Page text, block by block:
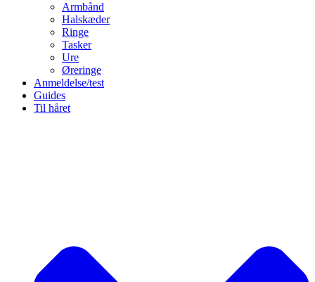
Armbånd
Halskæder
Ringe
Tasker
Ure
Øreringe
Anmeldelse/test
Guides
Til håret